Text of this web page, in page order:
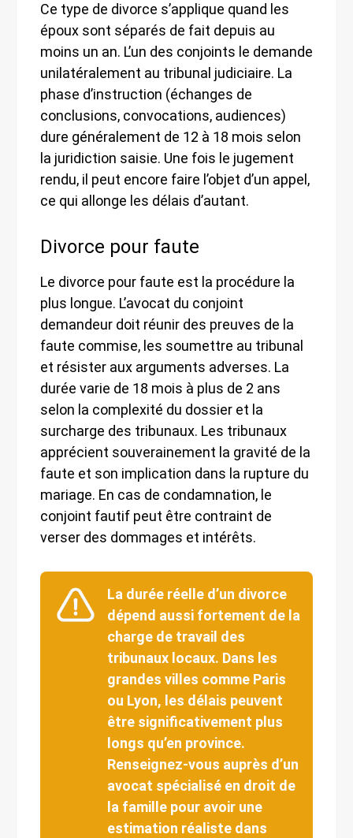
Ce type de divorce s’applique quand les
époux sont séparés de fait depuis au
moins un an. L’un des conjoints le demande
unilatéralement au tribunal judiciaire. La
phase d’instruction (échanges de
conclusions, convocations, audiences)
dure généralement de 12 à 18 mois selon
la juridiction saisie. Une fois le jugement
rendu, il peut encore faire l’objet d’un appel,
ce qui allonge les délais d’autant.
Divorce pour faute
Le divorce pour faute est la procédure la
plus longue. L’avocat du conjoint
demandeur doit réunir des preuves de la
faute commise, les soumettre au tribunal
et résister aux arguments adverses. La
durée varie de 18 mois à plus de 2 ans
selon la complexité du dossier et la
surcharge des tribunaux. Les tribunaux
apprécient souverainement la gravité de la
faute et son implication dans la rupture du
mariage. En cas de condamnation, le
conjoint fautif peut être contraint de
verser des dommages et intérêts.
La durée réelle d’un divorce
dépend aussi fortement de la
charge de travail des
tribunaux locaux. Dans les
grandes villes comme Paris
ou Lyon, les délais peuvent
être significativement plus
longs qu’en province.
Renseignez-vous auprès d’un
avocat spécialisé en droit de
la famille pour avoir une
estimation réaliste dans